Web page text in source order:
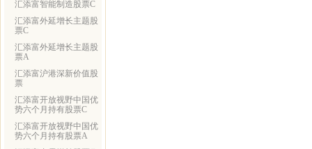
汇添富智能制造股票C
汇添富外延增长主题股
票C
汇添富外延增长主题股
票A
汇添富沪港深新价值股
票
汇添富开放视野中国优
势六个月持有股票C
汇添富开放视野中国优
势六个月持有股票A